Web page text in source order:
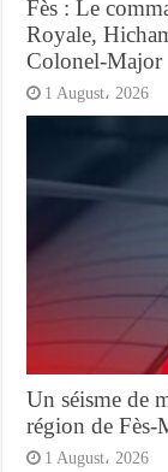
Fès : Le
Royale,
Colonel-Major
1 August، 2026
Un séisme de
région de Fès-
1 August، 2026